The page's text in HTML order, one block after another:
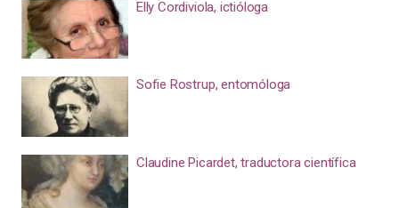
Elly Cordiviola, ictióloga
Sofie Rostrup, entomóloga
Claudine Picardet, traductora científica